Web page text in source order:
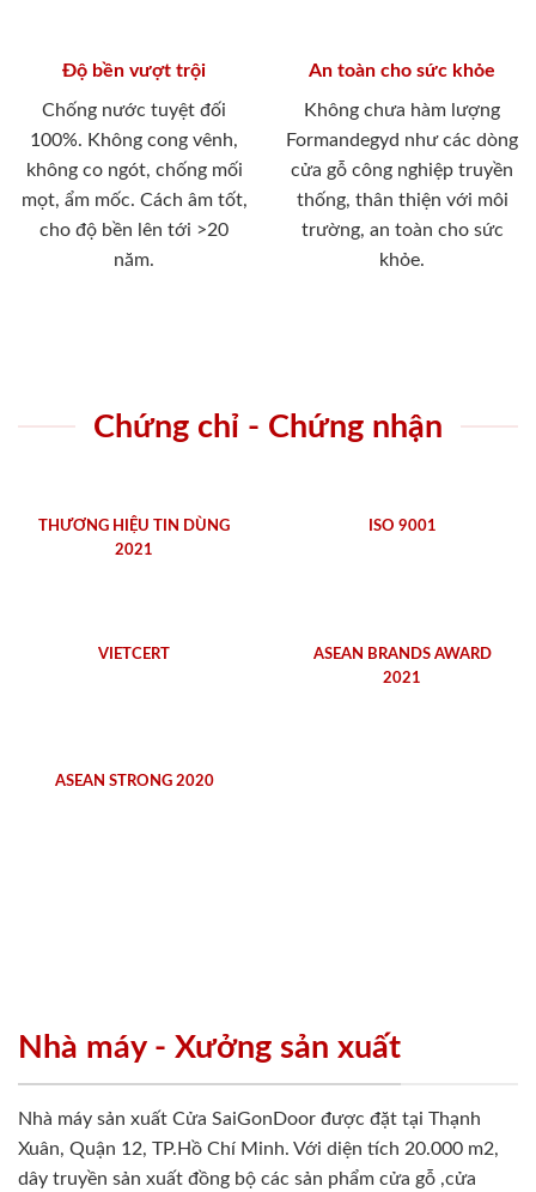
Độ bền vượt trội
Chống nước tuyệt đối
100%. Không cong vênh,
không co ngót, chống mối
mọt, ẩm mốc. Cách âm tốt,
cho độ bền lên tới >20
năm.
An toàn cho sức khỏe
Không chưa hàm lượng
Formandegyd như các dòng
cửa gỗ công nghiệp truyền
thống, thân thiện với môi
trường, an toàn cho sức
khỏe.
Chứng chỉ - Chứng nhận
THƯƠNG HIỆU TIN DÙNG
2021
ISO 9001
VIETCERT
ASEAN BRANDS AWARD
2021
ASEAN STRONG 2020
Nhà máy - Xưởng sản xuất
Nhà máy sản xuất Cửa SaiGonDoor được đặt tại Thạnh
Xuân, Quận 12, TP.Hồ Chí Minh. Với diện tích 20.000 m2,
dây truyền sản xuất đồng bộ các sản phẩm cửa gỗ ,cửa